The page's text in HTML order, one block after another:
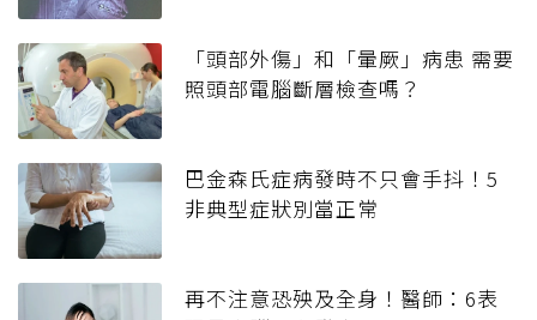
「頭部外傷」和「暈厥」病患 需要
照頭部電腦斷層檢查嗎？
巴金森氏症病發時不只會手抖！5
非典型症狀別當正常
再不注意恐殃及全身！醫師：6表